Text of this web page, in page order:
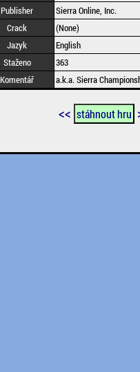
Publisher
Sierra Online, Inc.
Crack
(None)
Jazyk
English
Staženo
363
Komentář
a.k.a. Sierra
<< stáhnout hru